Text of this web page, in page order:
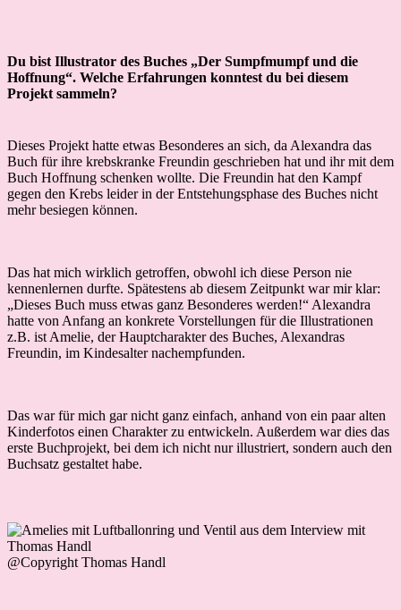
Du bist Illustrator des Buches „Der Sumpfmumpf und die
Hoffnung“. Welche Erfahrungen konntest du bei diesem
Projekt sammeln?
Dieses Projekt hatte etwas Besonderes an sich, da Alexandra das
Buch für ihre krebskranke Freundin geschrieben hat und ihr mit dem
Buch Hoffnung schenken wollte. Die Freundin hat den Kampf
gegen den Krebs leider in der Entstehungsphase des Buches nicht
mehr besiegen können.
Das hat mich wirklich getroffen, obwohl ich diese Person nie
kennenlernen durfte. Spätestens ab diesem Zeitpunkt war mir klar:
„Dieses Buch muss etwas ganz Besonderes werden!“ Alexandra
hatte von Anfang an konkrete Vorstellungen für die Illustrationen
z.B. ist Amelie, der Hauptcharakter des Buches, Alexandras
Freundin, im Kindesalter nachempfunden.
Das war für mich gar nicht ganz einfach, anhand von ein paar alten
Kinderfotos einen Charakter zu entwickeln. Außerdem war dies das
erste Buchprojekt, bei dem ich nicht nur illustriert, sondern auch den
Buchsatz gestaltet habe.
@Copyright Thomas Handl